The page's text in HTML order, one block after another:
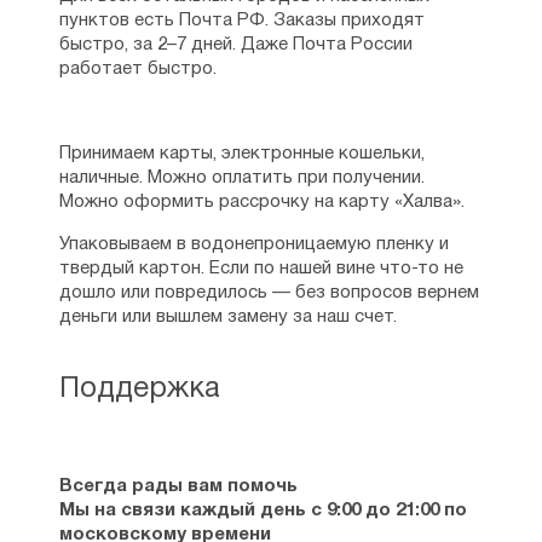
становился и непосредственным
участником богослужений Святейшего,
когда они совершались в сослужении
Патриарха Тихона присутствовать в
Донском монастыре. Впоследствии
ежегодно в день кончины Патриарха, 7
в Донском монастыре на панихиде у
могилы Святейшего Патриарха Тихона.
По окончании художественного училища с
художественных мастерских. 28 октября
Совещанием при Коллегии ОГПУ СССР по
ст. 58–10 УК РСФСР по сфабрикованному
обвинению в «связи с реакционными
Поддержка
Всегда рады вам помочь
Мы на связи каждый день с 9:00 до 21:00 по
московскому времени
пунктов есть Почта РФ. Заказы приходят
быстро, за 2–7 дней. Даже Почта России
работает быстро.
Принимаем карты, электронные кошельки,
наличные. Можно оплатить при получении.
Можно оформить рассрочку на карту «Халва».
Упаковываем в водонепроницаемую пленку и
твердый картон. Если по нашей вине что-то не
дошло или повредилось — без вопросов вернем
деньги или вышлем замену за наш счет.